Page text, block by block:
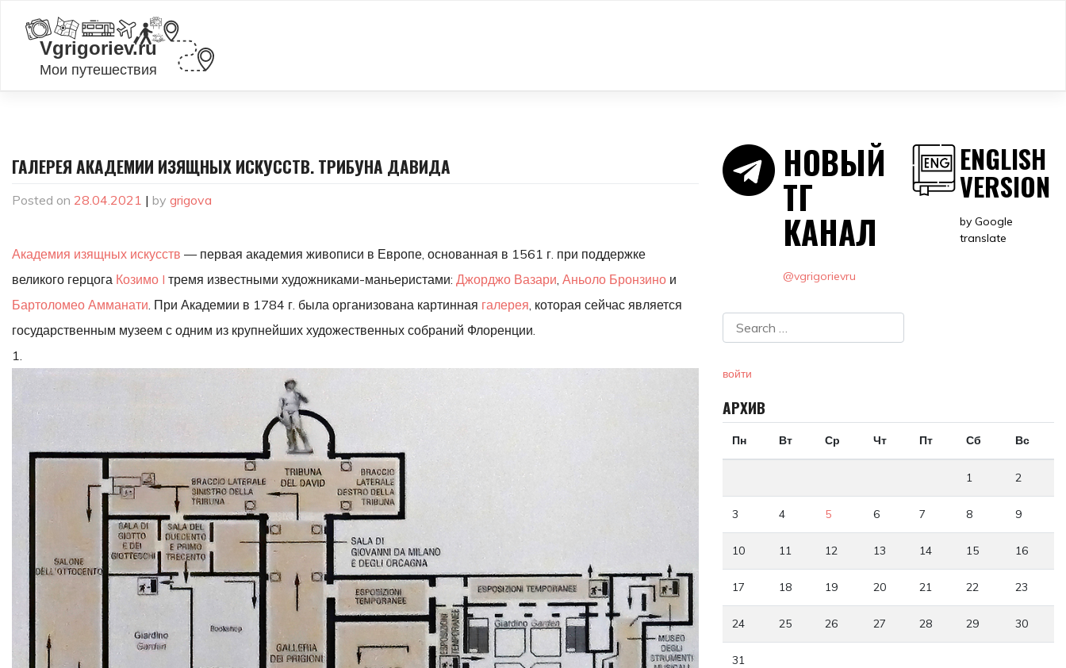
content
ГАЛЕРЕЯ АКАДЕМИИ ИЗЯЩНЫХ ИСКУССТВ. ТРИБУНА ДАВИДА
Posted on 28.04.2021 | by grigova
Академия изящных искусств — первая академия живописи в Европе, основанная в 1561 г. при поддержке
великого герцога Козимо I тремя известными художниками-маньеристами: Джорджо Вазари Аньоло Бронзино и
Бартоломео Амманати . При Академии в 1784 г. была организована картинная галерея , которая сейчас является
государственным музеем с одним из крупнейших художественных собраний Флоренции.
1.
НОВЫЙ
ТГ
КАНАЛ
@vgrigorievru
ENGLISH
VERSION
by Google
translate
войти
АРХИВ
Пн Вт Ср Чт Пт Сб Вс
1 2
3 4 5 6 7 8 9
10 11 12 13 14 15 16
17 18 19 20 21 22 23
24 25 26 27 28 29 30
31